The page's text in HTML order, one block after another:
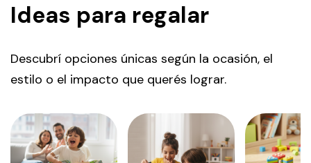
Ideas para regalar
Descubrí opciones únicas según la ocasión, el
estilo o el impacto que querés lograr.